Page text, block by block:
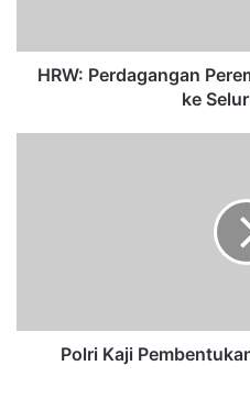
HRW: Perdagangan
ke
Polri Kaji